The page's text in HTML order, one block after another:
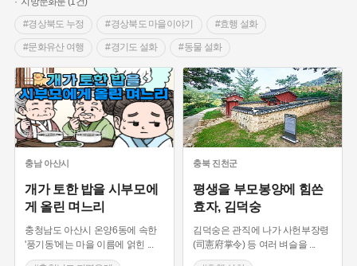
#왕건 #전라남도 지명유래
#온라인 생활사박물관 #강동구 #제주도설화
#여성독립운동가 #조선시대 문신 #3.1운동
#김마리아 #여성 독립운동가 #28독립선언
#문화유산 #노원구 #마을 #전설 #박물관
#경기도설화 #강서구 #공예품 #원호원두표묘역 #용인
#지명유래 #블루리본 #대한민국임시정부 #염전
#용인의 전설 #동화
#의병활동 #영산포 #수령 #부산 #항일투쟁
#남자현
#경상북도 누정
#경상북도 마을이야기 #효행 설화
#문화유산 여행 #경기도 설화 #동물 설화
#경기도 바위 #충청남도 지명유래 #아산 설화
#충청북도의 산 #남한산성 #우물
#경기도 샘과 우물 #비극적 결말 #수원 설화
#경기도 지명유래 #이천 설화 #가평 지명유래
#호랑이 설화 #조선시대 인물
#영웅 이야기 #고려시대 인물 #양구 가볼만한곳
#효자 설화 #동해 가볼만한곳
#전라북도 샘과 우물 #효자동 #강원도 설화
출처 :한국문화원연합회
충남 아산시
개가 토한 밥을 시부모에
게 올린 며느리
충청남도 아산시 온양6동에 속한
'풍기동'에는 마을 이름에 얽힌
충북 진천군
평생을 부모봉양에 힘쓴
효자, 김덕숭
김덕숭은 관직에 나가 사헌부장령
(司憲府掌令) 등 여러 벼슬을